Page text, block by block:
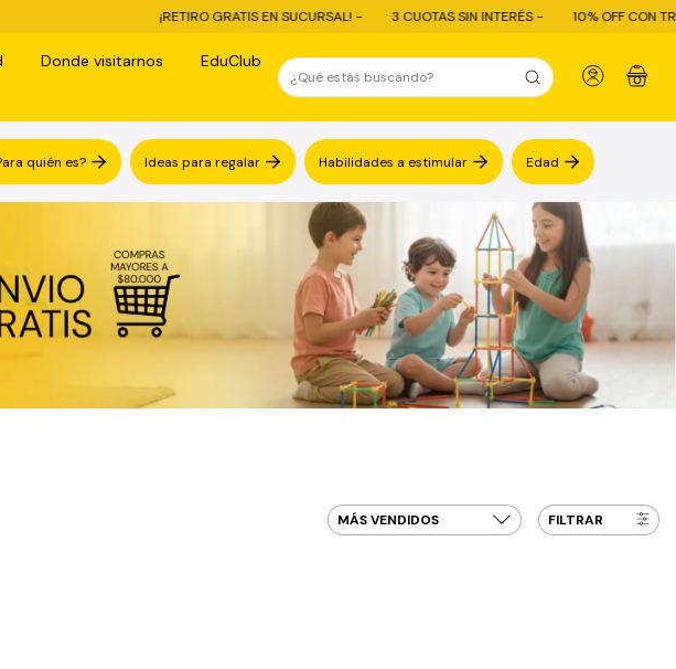
¡RETIRO GRATIS EN SUCURSAL! - 3 CUOTAS SIN INTERÉS - 10% OFF CON TRANSFERENCIA - ENVÍO
Donde visitarnos
EduClub
0
quién es? Ideas para regalar Habilidades a estimular Edad
FILTRAR